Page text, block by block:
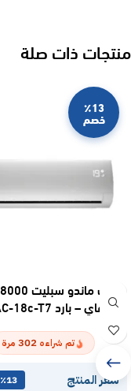
منتجات ذات صلة
٪13
خصم
واي فاي – بارد AC-18c-T7
تم شراءه 302 مرة
سعر المنتج ٪13 خصم